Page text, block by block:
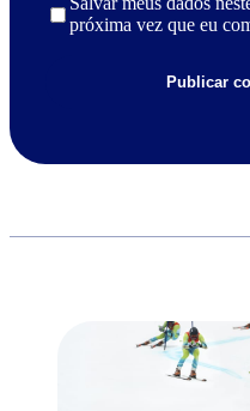
próxima vez que eu